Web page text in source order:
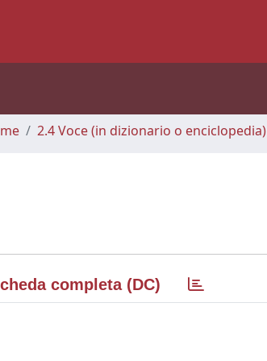
2.4 Voce (in dizionario o enciclopedia)
completa (DC)